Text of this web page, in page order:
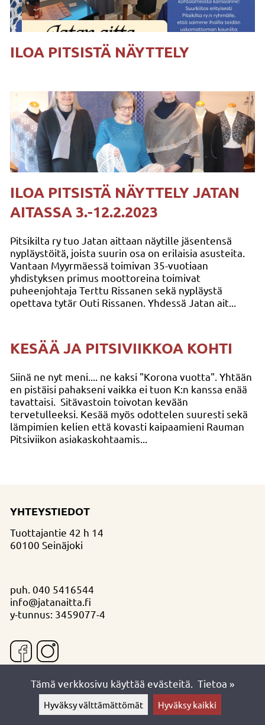
ILOA PITSISTÄ NÄYTTELY
ILOA PITSISTÄ NÄYTTELY JATAN
AITASSA 3.-12.2.2023
Pitsikilta ry tuo Jatan aittaan näytille jäsentensä
nypläystöitä, joista suurin osa on erilaisia asusteita.
Vantaan Myyrmäessä toimivan 35-vuotiaan
yhdistyksen primus moottoreina toimivat
puheenjohtaja Terttu Rissanen sekä nypläystä
opettava tytär Outi Rissanen. Yhdessä Jatan ait...
KESÄÄ JA PITSIVIIKKOA KOHTI
Siinä ne nyt meni.... ne kaksi "Korona vuotta". Yhtään
en pistäisi pahakseni vaikka ei tuon K:n kanssa enää
tavattaisi. Sitävastoin toivotan kevään
tervetulleeksi. Kesää myös odottelen suuresti sekä
lämpimien kelien että kovasti kaipaamieni Rauman
Pitsiviikon asiakaskohtaamis...
YHTEYSTIEDOT
Tuottajantie 42 h 14
60100 Seinäjoki
puh. 040 5416544
info@jatanaitta.fi
y-tunnus: 3459077-4
Tämä verkkosivu käyttää evästeitä. Tietoa »
Hyväksy välttämättömät Hyväksy kaikki